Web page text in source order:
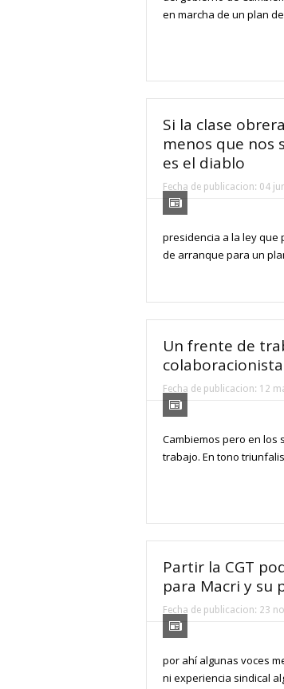
en marcha de un plan
Si la clase
menos que nos
es el diablo
Fecha de publicacion: 04
presidencia a la ley que
de arranque para un
Un frente de
Fecha de publicacion: 12
Cambiemos pero en los
trabajo. En tono
Partir la CGT
para Macri y su
Fecha de publicacion: 23
por ahí algunas voces
ni experiencia sindical